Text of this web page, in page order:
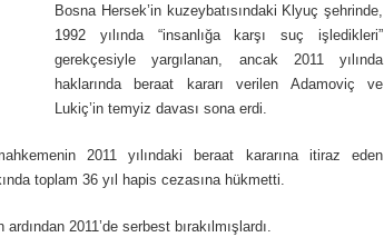
Bosna Hersek’in kuzeybatısındaki Klyuç şehrinde,
1992 yılında “insanlığa karşı suç işledikleri”
gerekçesiyle yargılanan, ancak 2011 yılında
haklarında beraat kararı verilen Adamoviç ve
Lukiç’in temyiz davası sona erdi.
2011 yılındaki beraat kararına itiraz eden
toplam 36 yıl hapis cezasına hükmetti.
2011’de serbest bırakılmışlardı.